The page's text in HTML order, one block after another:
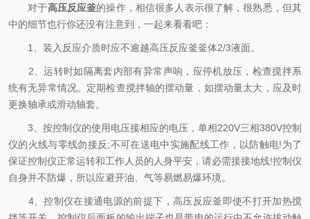
对于高压反应釜的操作，相信很多人表示很了解，很熟悉，但其
中的细节也行你还没有注意到，一起来看看吧：
1、装入反应介质时应不逾越高压反应釜釜体2/3液面。
2、运转时如隔离套内部有异常声响，应停机放压，检查搅拌系
统有无异常情况。定期检查搅拌轴的摆动量，如摆动量太大，应及时
更换轴承或滑动轴套。
3、按控制仪的使用电压接相应的电压，单相220V三相380V控制
仪的火线与零线勿接反;不可在送电中实施配线工作，以防触电!为了
保证控制仪正常运转和工作人员的人身平安，请必需接接地线!控制仪
自身并不防爆，所以应避开油、气等易燃易爆环境。
4、控制仪在接通电源的前提下，高压反应釜即使不打开加热搅